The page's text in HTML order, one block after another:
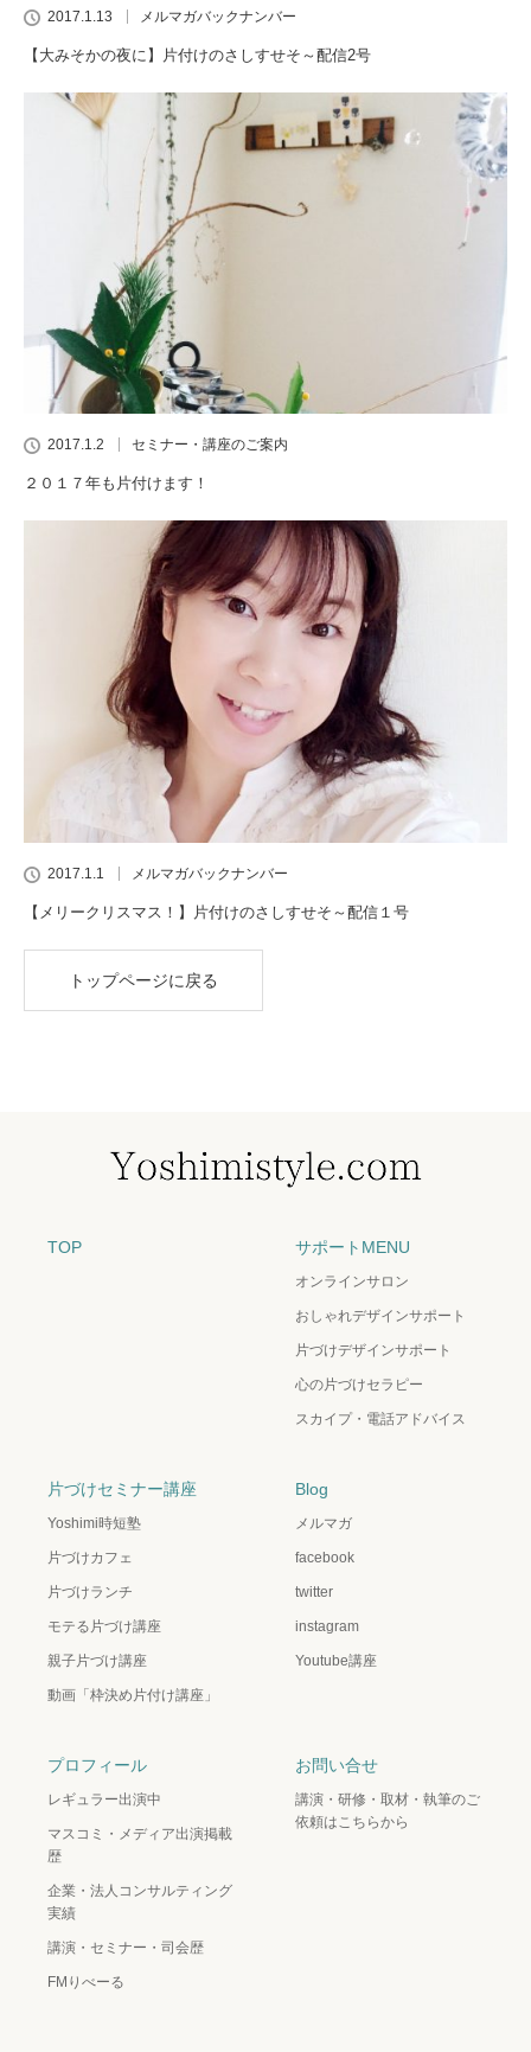
2017.1.13 メルマガバックナンバー
【大みそかの夜に】片付けのさしすせそ～配信2号
2017.1.2 セミナー・講座のご案内
２０１７年も片付けます！
2017.1.1 メルマガバックナンバー
【メリークリスマス！】片付けのさしすせそ～配信１号
トップページに戻る
TOP サポートMENU
オンラインサロン
おしゃれデザインサポート
片づけデザインサポート
心の片づけセラピー
スカイプ・電話アドバイス
片づけセミナー講座
Yoshimi時短塾
片づけカフェ
片づけランチ
モテる片づけ講座
親子片づけ講座
動画「枠決め片付け講座」
Blog
メルマガ
facebook
twitter
instagram
Youtube講座
プロフィール
レギュラー出演中
マスコミ・メディア出演掲載
歴
企業・法人コンサルティング
実績
講演・セミナー・司会歴
FMりべーる
お問い合せ
講演・研修・取材・執筆のご
依頼はこちらから